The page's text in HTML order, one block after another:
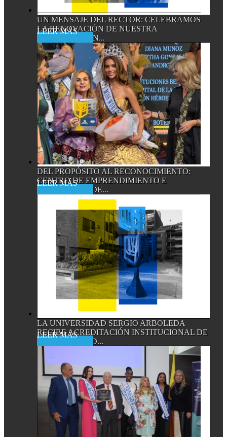
UN MENSAJE DEL RECTOR: CELEBRAMOS
LA RENOVACIÓN DE NUESTRA
ACREDITACIÓN...
DEL PROPÓSITO AL RECONOCIMIENTO:
CENTRO DE EMPRENDIMIENTO E
INNOVACIÓN DE...
LA UNIVERSIDAD SERGIO ARBOLEDA
RECIBE ACREDITACIÓN INSTITUCIONAL DE
ALTA CALIDAD...